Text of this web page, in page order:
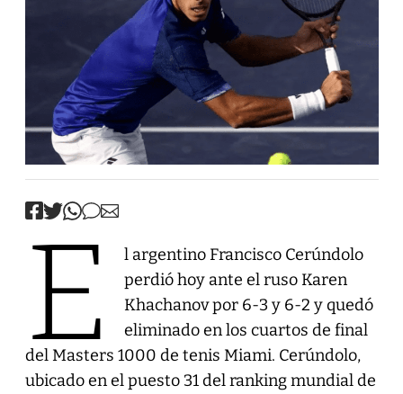
E
l argentino Francisco Cerúndolo
perdió hoy ante el ruso Karen
Khachanov por 6-3 y 6-2 y quedó
eliminado en los cuartos de final
del Masters 1000 de tenis Miami. Cerúndolo,
ubicado en el puesto 31 del ranking mundial de